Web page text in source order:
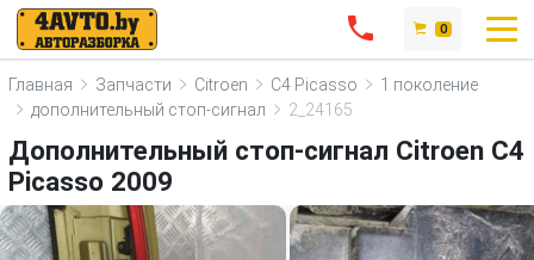
0
Главная Запчасти Citroen C4 Picasso
1 поколение
дополнительный стоп-сигнал
2_24165
Дополнительный стоп-сигнал Citroen C4
Picasso 2009